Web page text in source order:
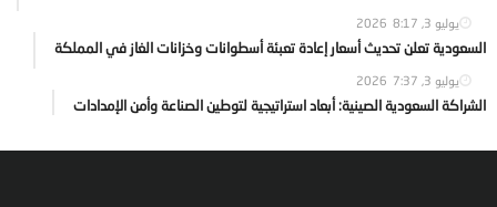
يوليو 3, 2026 8:17
السعودية تعلن تحديث أسعار إعادة تعبئة أسطوانات وخزانات الغاز في المملكة
يوليو 3, 2026 7:37
الشراكة السعودية الصينية: أبعاد استراتيجية لتوطين الصناعة وأمن الإمدادات